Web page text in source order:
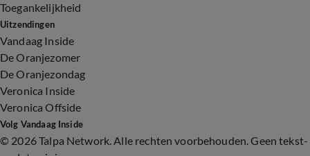
Toegankelijkheid
Uitzendingen
Vandaag Inside
De Oranjezomer
De Oranjezondag
Veronica Inside
Veronica Offside
Volg Vandaag Inside
© 2026 Talpa Network. Alle rechten voorbehouden. Geen tekst-